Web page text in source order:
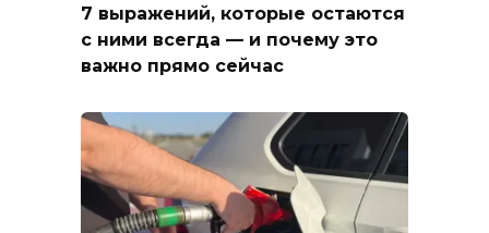
7 выражений, которые остаются
с ними всегда — и почему это
важно прямо сейчас